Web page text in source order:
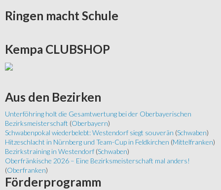
Ringen macht Schule
Kempa CLUBSHOP
Aus den Bezirken
Unterföhring holt die Gesamtwertung bei der Oberbayerischen
Bezirksmeisterschaft (Oberbayern)
Schwabenpokal wiederbelebt: Westendorf siegt souverän (Schwaben)
Hitzeschlacht in Nürnberg und Team-Cup in Feldkirchen (Mittelfranken)
Bezirkstraining in Westendorf (Schwaben)
Oberfränkische 2026 – Eine Bezirksmeisterschaft mal anders!
(Oberfranken)
Förderprogramm